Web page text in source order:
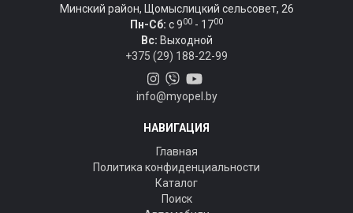
Минский район, Щомыслицкий сельсовет, 26
Пн-Сб: c 900 - 1700
Вс: Выходной
+375 (29) 188-22-99
info@myopel.by
НАВИГАЦИЯ
Главная
Политика конфиденциальности
Каталог
Поиск